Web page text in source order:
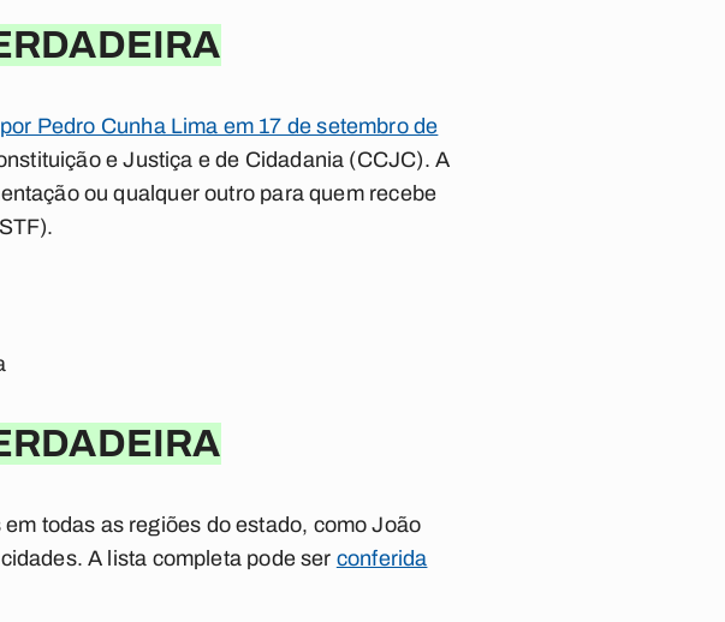
Pedro Cunha Lima em 17 de setembro de
e Justiça e de Cidadania (CCJC). A
ou qualquer outro para quem recebe
todas as regiões do estado, como João
A lista completa pode ser conferida